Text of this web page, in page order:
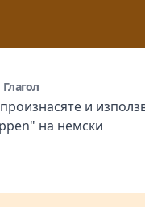
Глагол
и
на немски